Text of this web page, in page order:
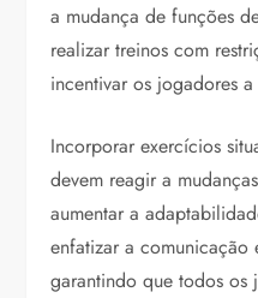
a mudança de funções
realizar treinos com
incentivar os jogadores
Incorporar exercícios
devem reagir a
aumentar a
enfatizar a
garantindo que todos os